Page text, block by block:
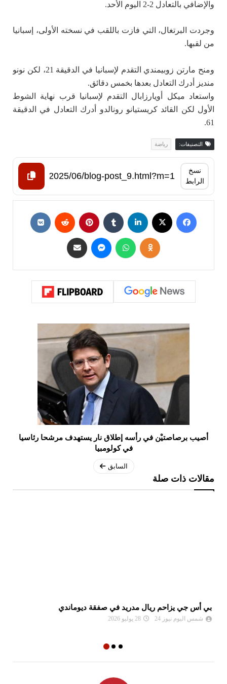
والإضافي بالتعادل 2-2 اليوم الأحد.
وجردت البرتغال، التي فازت باللقب في نسخته الأولى، إسبانيا
من لقبها.
ومنح مارتن زوبيمندي التقدم لإسبانيا في الدقيقة 21، لكن نونو
منديز أدرك التعادل بعدها بخمس دقائق.
واستعاد ميكل أويارزابال التقدم لإسبانيا قرب نهاية الشوط
الأول لكن القائد كريستيانو رونالدو أدرك التعادل في الدقيقة
61.
التصنيفات: رياضة
نسخ
الرابط
أصيب برصاصتيْن في رأسه إطلاق نار يستهدف مرشحا رئاسيا
في كولومبيا
السابق
مقالات ذات صلة
بي أس جي يزاحم ريال مدريد في صفقة ديوماندي
شمس اليوم نيوز 24 28 يوليو 2026